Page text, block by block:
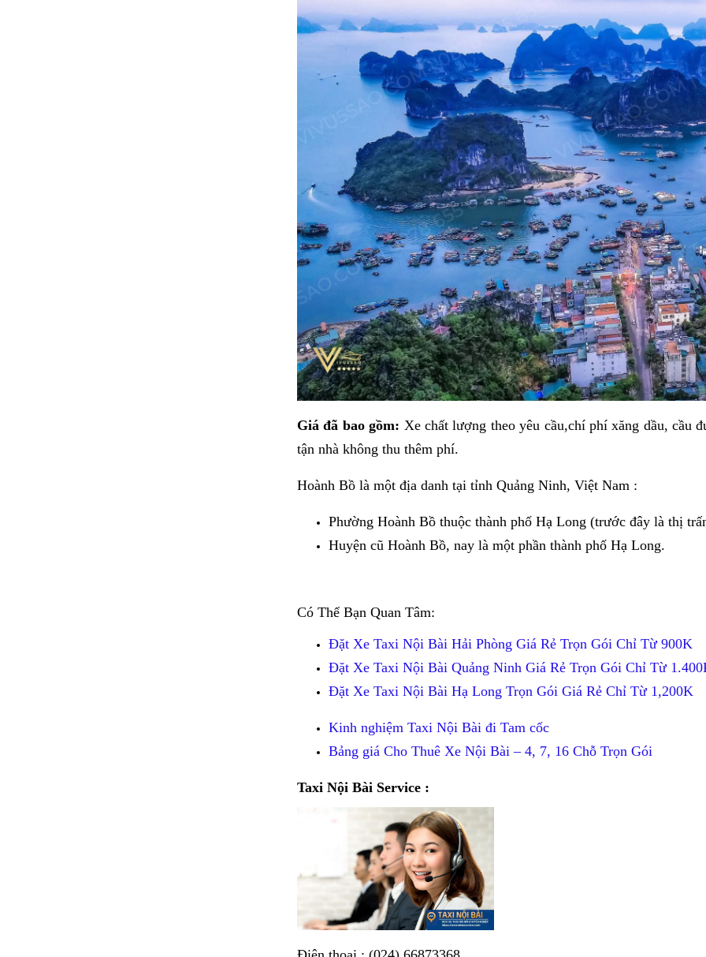
Giá đã bao gồm: Xe chất lượng theo yêu cầu,chí phí xăng dầu, cầu
tận nhà không thu thêm phí.
Hoành Bồ là một địa danh tại tỉnh Quảng Ninh, Việt Nam :
Phường Hoành Bồ thuộc thành phố Hạ Long (trước đây là thị
Huyện cũ Hoành Bồ, nay là một phần thành phố Hạ Long.
Có Thể Bạn Quan Tâm:
Đặt Xe Taxi Nội Bài Hải Phòng Giá Rẻ Trọn Gói Chỉ Từ 900K
Đặt Xe Taxi Nội Bài Quảng Ninh Giá Rẻ Trọn Gói Chỉ Từ
Đặt Xe Taxi Nội Bài Hạ Long Trọn Gói Giá Rẻ Chỉ Từ 1,200K
Kinh nghiệm Taxi Nội Bài đi Tam cốc
Bảng giá Cho Thuê Xe Nội Bài – 4, 7, 16 Chỗ Trọn Gói
Taxi Nội Bài Service :